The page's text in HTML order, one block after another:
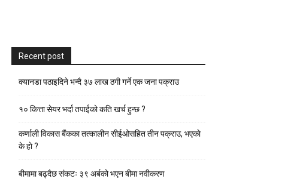
Recent post
क्यानडा पठाइदिने भन्दै ३७ लाख ठगी गर्ने एक जना पक्राउ
१० कित्ता सेयर भर्दा तपाईको कति खर्च हुन्छ ?
कर्णाली विकास बैंकका तत्कालीन सीईओसहित तीन पक्राउ, भएकाे
के हाे ?
बीमामा बढ्दैछ संकटः ३९ अर्बको भएन बीमा नवीकरण